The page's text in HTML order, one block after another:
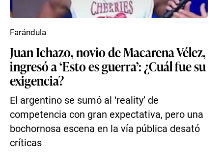
Juan Ichazo, novio de Macarena Vélez,
ingresó a ‘Esto es guerra’: ¿Cuál fue su
exigencia?
El argentino se sumó al ‘reality’ de
competencia con gran expectativa, pero una
bochornosa escena en la vía pública desató
críticas
Farándula